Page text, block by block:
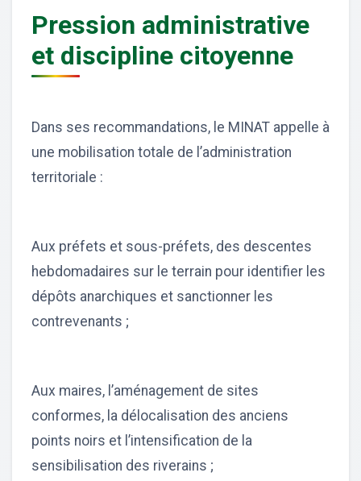
Pression administrative
et discipline citoyenne
Dans ses recommandations, le MINAT appelle à
une mobilisation totale de l’administration
territoriale :
Aux préfets et sous-préfets, des descentes
hebdomadaires sur le terrain pour identifier les
dépôts anarchiques et sanctionner les
contrevenants ;
Aux maires, l’aménagement de sites
conformes, la délocalisation des anciens
points noirs et l’intensification de la
sensibilisation des riverains ;